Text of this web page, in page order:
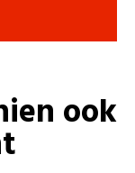
ook